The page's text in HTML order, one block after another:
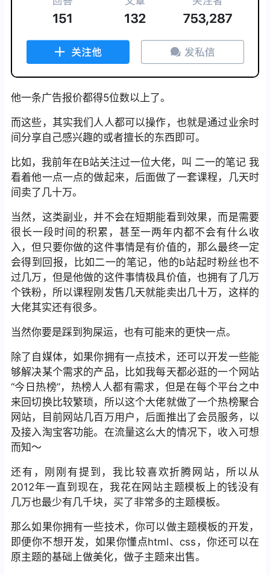
他一条广告报价都得5位数以上了。
而这些，其实我们人人都可以操作，也就是通过业余时
间分享自己感兴趣的或者擅长的东西即可。
比如，我前年在B站关注过一位大佬，叫 二一的笔记 我
看着他一点一点的做起来，后面做了一套课程，几天时
间卖了几十万。
当然，这类副业，并不会在短期能看到效果，而是需要
很长一段时间的积累，甚至一两年内都不会有什么收
入，但只要你做的这件事情是有价值的，那么最终一定
会得到回报，比如二一的笔记，他的b站起时粉丝也不
过几万，但是他做的这件事情极具价值，也拥有了几万
个铁粉，所以课程刚发售几天就能卖出几十万，这样的
大佬其实还有很多。
当然你要是踩到狗屎运，也有可能来的更快一点。
除了自媒体，如果你拥有一点技术，还可以开发一些能
够解决某个需求的产品，比如我每天都必逛的一个网站
“今日热榜”，热榜人人都有需求，但是在每个平台之中
来回切换比较繁琐，所以这个大佬就做了一个热榜聚合
网站，目前网站几百万用户，后面推出了会员服务，以
及接入淘宝客功能。在流量这么大的情况下，收入可想
而知～
还有，刚刚有提到，我比较喜欢折腾网站，所以从
2012年一直到现在，我花在网站主题模板上的钱没有
几万也最少有几千块，买了非常多的主题模板。
那么如果你拥有一些技术，你可以做主题模板的开发，
即便你不想开发，如果你懂点html、css，你还可以在
原主题的基础上做美化，做子主题来出售。